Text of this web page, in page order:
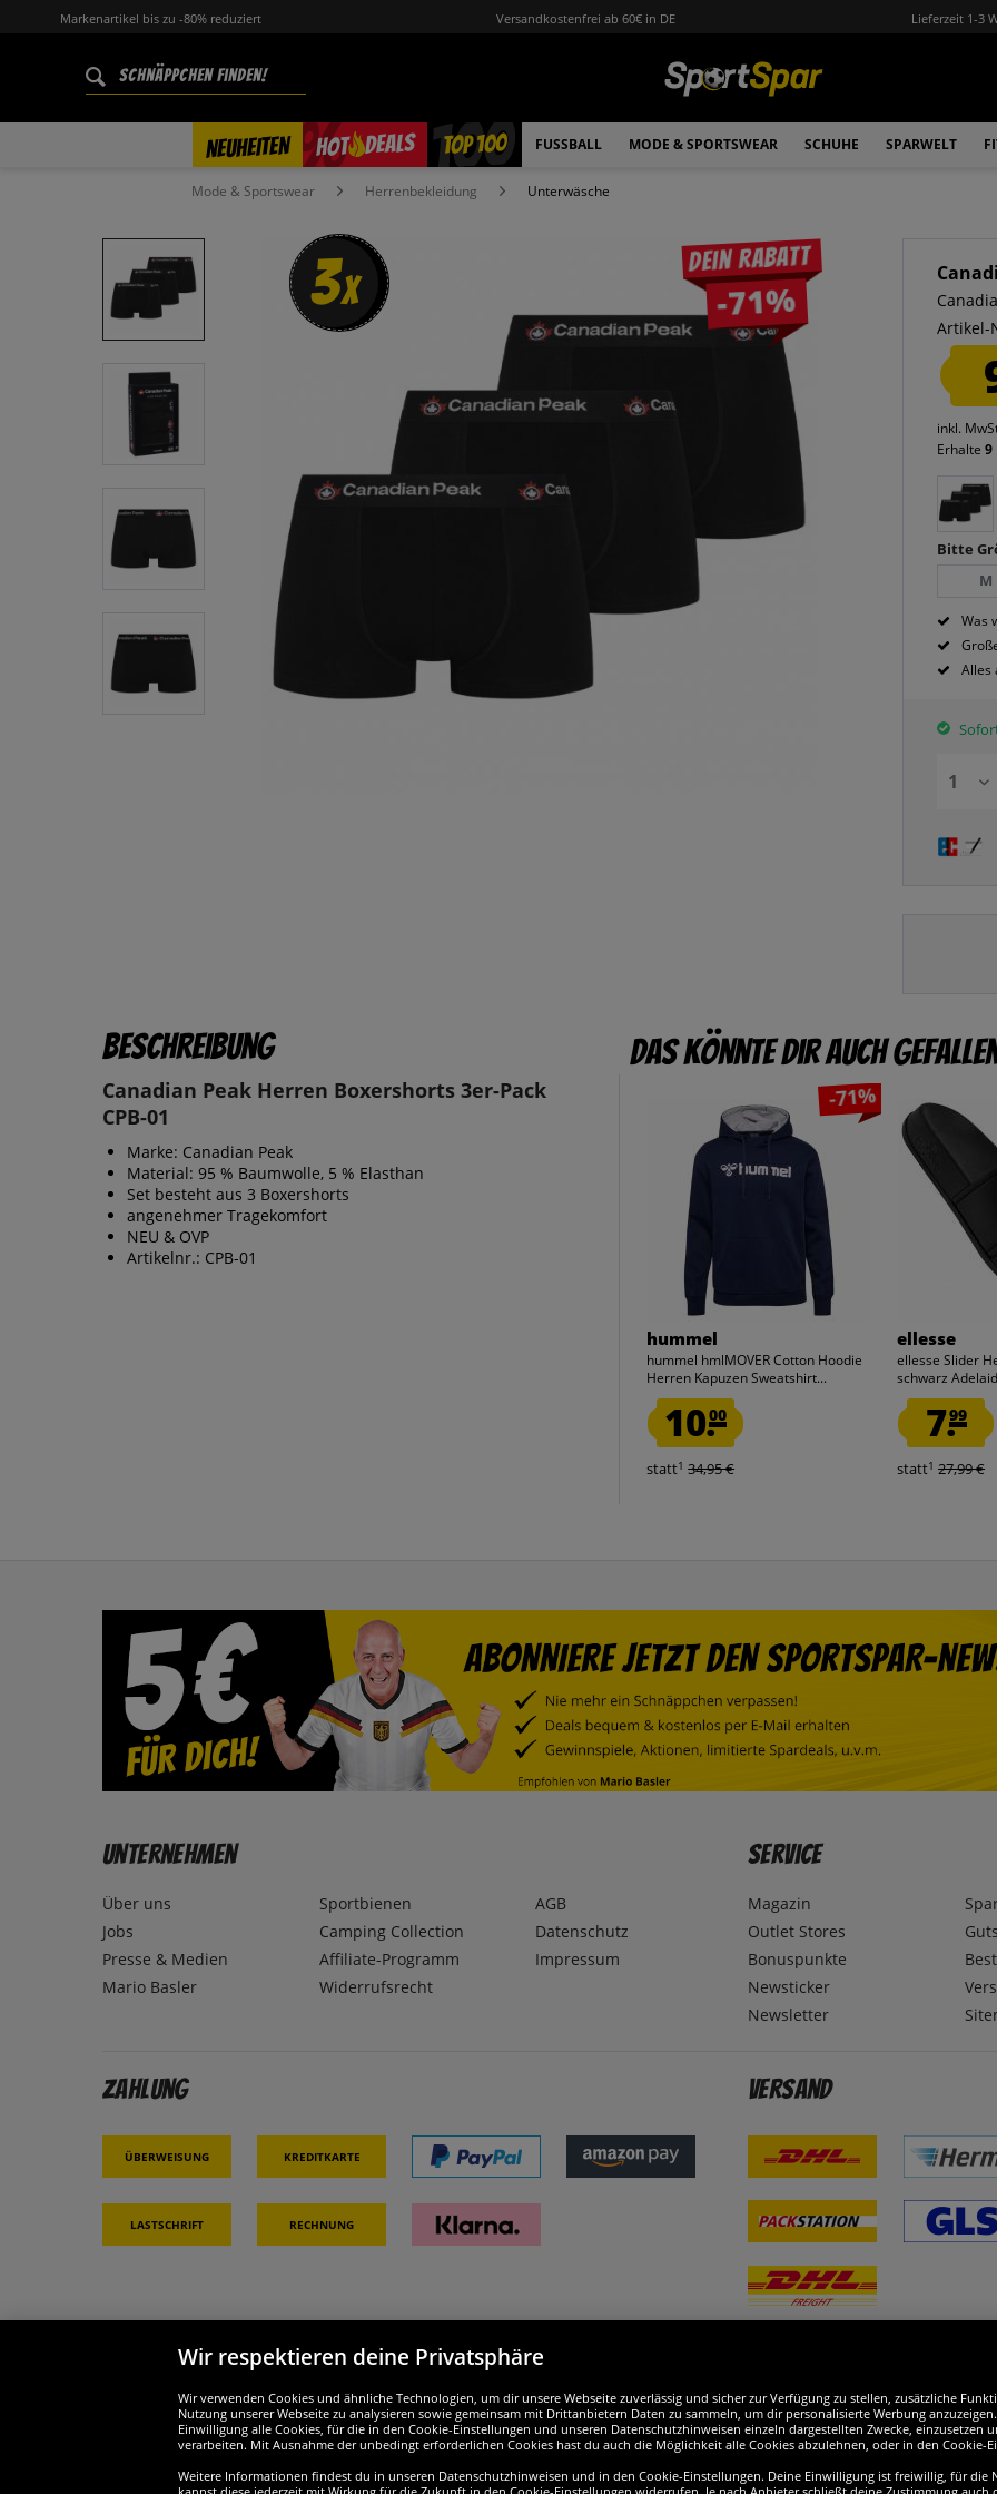
Markenartikel bis zu -80% reduziert Versandkostenfrei ab 60€ in DE Lieferzeit 1-3
NEUHEITEN HOT DEALS
% TOP 100 FUSSBALL MODE & SPORTSWEAR SCHUHE SPARWELT
Mode & Sportswear Herrenbekleidung Unterwäsche
Dein Rabatt
-71%
3x
Artikel-
inkl.
Erhalte9
Bitte
M
Was
Alles
Beschreibung
Canadian Peak Herren Boxershorts 3er-Pack
CPB-01
Marke: Canadian Peak
Material: 95 % Baumwolle, 5 % Elasthan
Set besteht aus 3 Boxershorts
angenehmer Tragekomfort
NEU & OVP
Artikelnr.: CPB-01
Das könnte dir auch
-71%
hummel
hummel hmlMOVER Cotton Hoodie
Herren Kapuzen Sweatshirt...
10.00
statt1 34,95 €
ellesse
ellesse Slider
schwarz
7.99
statt1 27,99 €
Unternehmen
Über uns
Jobs
Presse & Medien
Mario Basler
Sportbienen
Camping Collection
Affiliate-Programm
Widerrufsrecht
AGB
Datenschutz
Impressum
Service
Magazin
Outlet Stores
Bonuspunkte
Newsticker
Newsletter
Zahlung
Überweisung Kreditkarte
Lastschrift Rechnung
Versand
Partner & Sicherheit Wir sind ausgezeichnet
Wir respektieren deine Privatsphäre
Wir verwenden Cookies und ähnliche Technologien, um dir unsere Webseite zuverlässig und sicher zur Verfügung zu stellen, zusätzliche
Nutzung unserer Webseite zu analysieren sowie gemeinsam mit Drittanbietern Daten zu sammeln, um dir personalisierte Werbung
Einwilligung alle Cookies, für die in den Cookie-Einstellungen und unseren Datenschutzhinweisen einzeln dargestellten Zwecke,
verarbeiten. Mit Ausnahme der unbedingt erforderlichen Cookies hast du auch die Möglichkeit alle Cookies abzulehnen, oder in den Cookie-
Weitere Informationen findest du in unseren Datenschutzhinweisen und in den Cookie-Einstellungen. Deine Einwilligung ist freiwillig, für die